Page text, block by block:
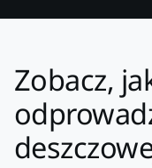
Zobacz,